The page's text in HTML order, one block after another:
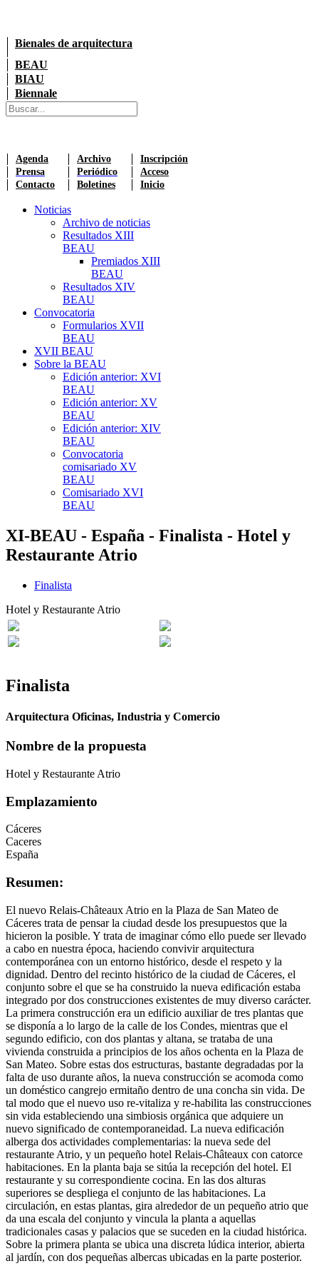
Bienales de arquitectura
BEAU
BIAU
Biennale
Agenda Archivo
Inscripción
Prensa
Periódico
Acceso
Contacto
Boletines Inicio
Noticias
Archivo de noticias
Resultados XIII
BEAU
Premiados XIII
BEAU
Resultados XIV
BEAU
Convocatoria
Formularios XVII
BEAU
XVII BEAU
Sobre la BEAU
Edición anterior: XVI
BEAU
Edición anterior: XV
BEAU
Edición anterior: XIV
BEAU
Convocatoria
comisariado XV
BEAU
Comisariado XVI
BEAU
XI-BEAU - España - Finalista - Hotel y
Restaurante Atrio
Finalista
Hotel y Restaurante Atrio
Finalista
Arquitectura Oficinas, Industria y Comercio
Nombre de la propuesta
Hotel y Restaurante Atrio
Emplazamiento
Cáceres
Caceres
España
Resumen:
El nuevo Relais-Châteaux Atrio en la Plaza de San Mateo de
Cáceres trata de pensar la ciudad desde los presupuestos que la
hicieron la posible. Y trata de imaginar cómo ello puede ser llevado
a cabo en nuestra época, haciendo convivir arquitectura
contemporánea con un entorno histórico, desde el respeto y la
dignidad. Dentro del recinto histórico de la ciudad de Cáceres, el
conjunto sobre el que se ha construido la nueva edificación estaba
integrado por dos construcciones existentes de muy diverso carácter.
La primera construcción era un edificio auxiliar de tres plantas que
se disponía a lo largo de la calle de los Condes, mientras que el
segundo edificio, con dos plantas y altana, se trataba de una
vivienda construida a principios de los años ochenta en la Plaza de
San Mateo. Sobre estas dos estructuras, bastante degradadas por la
falta de uso durante años, la nueva construcción se acomoda como
un doméstico cangrejo ermitaño dentro de una concha sin vida. De
tal modo que el nuevo uso re-vitaliza y re-habilita las construcciones
sin vida estableciendo una simbiosis orgánica que adquiere un
nuevo significado de contemporaneidad. La nueva edificación
alberga dos actividades complementarias: la nueva sede del
restaurante Atrio, y un pequeño hotel Relais-Châteaux con catorce
habitaciones. En la planta baja se sitúa la recepción del hotel. El
restaurante y su correspondiente cocina. En las dos alturas
superiores se despliega el conjunto de las habitaciones. La
circulación, en estas plantas, gira alrededor de un pequeño atrio que
da una escala del conjunto y vincula la planta a aquellas
tradicionales casas y palacios que se suceden en la ciudad histórica.
Sobre la primera planta se ubica una discreta lúdica interior, abierta
al jardín, con dos pequeñas albercas ubicadas en la parte posterior.